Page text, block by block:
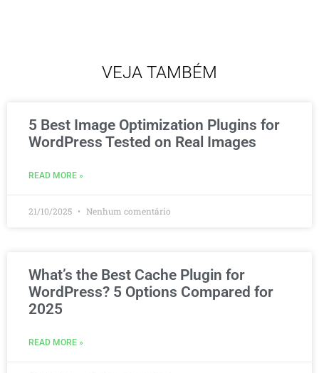
VEJA TAMBÉM
5 Best Image Optimization Plugins for
WordPress Tested on Real Images
READ MORE »
21/10/2025 Nenhum comentário
What’s the Best Cache Plugin for
WordPress? 5 Options Compared for
2025
READ MORE »